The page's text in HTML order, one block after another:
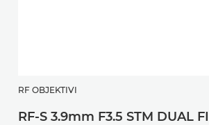
RF OBJEKTIVI
RF-S 3.9mm F3.5 STM DUAL